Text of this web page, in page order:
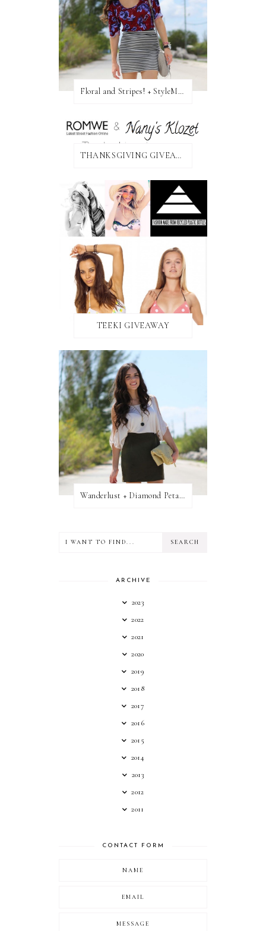
Floral and Stripes! + StyleMint GIVEAWAY!
THANKSGIVING GIVEAWAY!
TEEKI GIVEAWAY
Wanderlust + Diamond Petal Giveaway
ARCHIVE
2023
2022
2021
2020
2019
2018
2017
2016
2015
2014
2013
2012
2011
CONTACT FORM